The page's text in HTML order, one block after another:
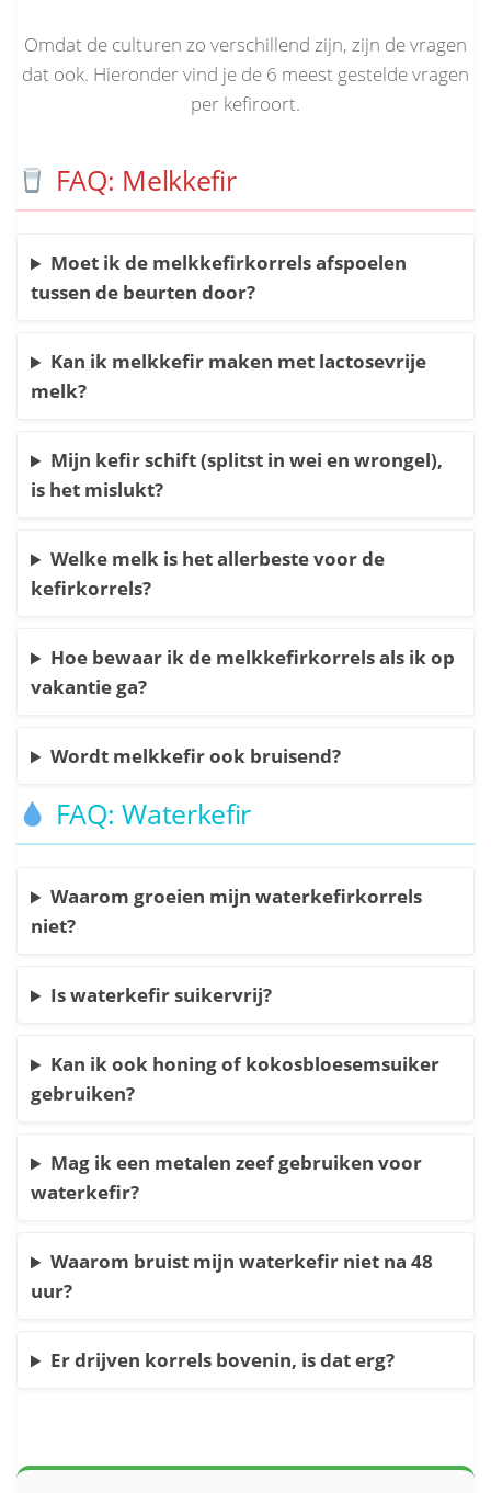
Omdat de culturen zo verschillend zijn, zijn de vragen
dat ook. Hieronder vind je de 6 meest gestelde vragen
per kefiroort.
FAQ: Melkkefir
Moet ik de melkkefirkorrels afspoelen
tussen de beurten door?
Kan ik melkkefir maken met lactosevrije
melk?
Mijn kefir schift (splitst in wei en wrongel),
is het mislukt?
Welke melk is het allerbeste voor de
kefirkorrels?
Hoe bewaar ik de melkkefirkorrels als ik op
vakantie ga?
Wordt melkkefir ook bruisend?
FAQ: Waterkefir
Waarom groeien mijn waterkefirkorrels
niet?
Is waterkefir suikervrij?
Kan ik ook honing of kokosbloesemsuiker
gebruiken?
Mag ik een metalen zeef gebruiken voor
waterkefir?
Waarom bruist mijn waterkefir niet na 48
uur?
Er drijven korrels bovenin, is dat erg?